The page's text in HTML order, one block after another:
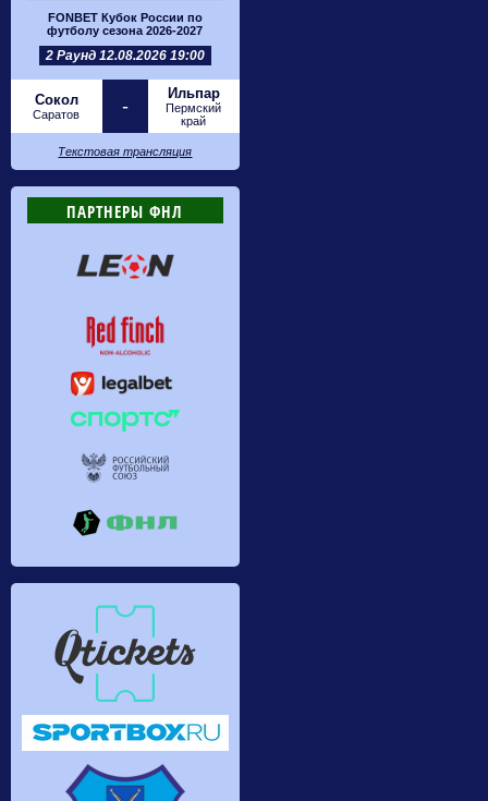
FONBET Кубок России по
футболу сезона 2026-2027
2 Раунд 12.08.2026 19:00
Сокол
Саратов -
Ильпар
Пермский
край
Текстовая трансляция
ПАРТНЕРЫ ФНЛ